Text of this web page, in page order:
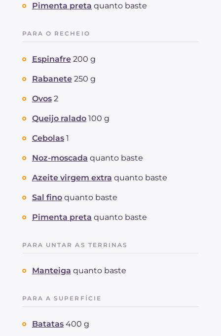
Pimenta preta quanto baste
PARA O RECHEIO
Espinafre 200 g
Rabanete 250 g
Ovos 2
Queijo ralado 100 g
Cebolas 1
Noz-moscada quanto baste
Azeite virgem extra quanto baste
Sal fino quanto baste
Pimenta preta quanto baste
PARA UNTAR AS TERRINAS
Manteiga quanto baste
PARA A SUPERFÍCIE
Batatas 400 g